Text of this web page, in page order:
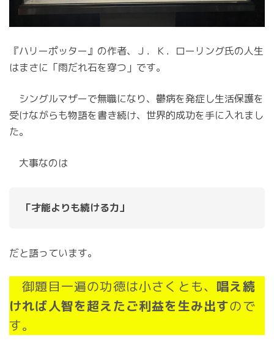
『ハリーポッター』の作者、Ｊ．Ｋ．ローリング氏の人生
はまさに「雨だれ石を穿つ」です。
シングルマザーで無職になり、鬱病を発症し生活保護を
受けながらも物語を書き続け、世界的成功を手に入れまし
た。
大事なのは
「才能よりも続ける力」
だと語っています。
御題目一遍の功徳は小さくとも、 唱え続
ければ人智を超えたご利益を生み出すので
す。